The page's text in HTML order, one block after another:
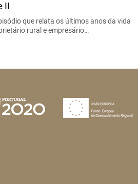
II
que relata os últimos anos da vida
rural e empresário…